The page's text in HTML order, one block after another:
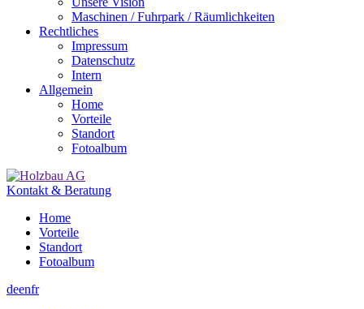
Maschinen / Fuhrpark / Räumlichkeiten
Rechtliches
Impressum
Datenschutz
Intern
Allgemein
Home
Vorteile
Standort
Fotoalbum
Kontakt & Beratung
Home
Vorteile
Standort
Fotoalbum
deenfr